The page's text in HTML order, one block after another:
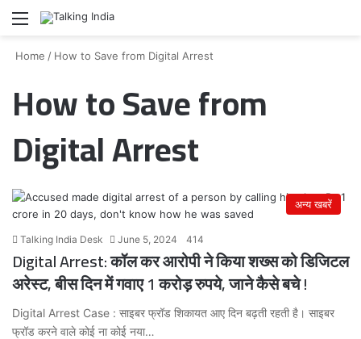
Menu
Home / How to Save from Digital Arrest
How to Save from
Digital Arrest
अन्य खबरें
Talking India Desk June 5, 2024 414
Digital Arrest: कॉल कर आरोपी ने किया शख्स को डिजिटल
अरेस्ट, बीस दिन में गवाए 1 करोड़ रुपये, जाने कैसे बचे !
Digital Arrest Case : साइबर फ्रॉड शिकायत आए दिन बढ़ती रहती है। साइबर
फ्रॉड करने वाले कोई ना कोई नया…